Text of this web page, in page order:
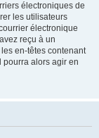
électroniques de
les utilisateurs
électronique
reçu à un
en-têtes contenant
pourra alors agir en